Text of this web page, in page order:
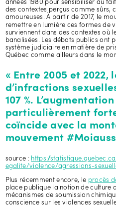
années 1980 pour sensibiliser au
des contextes perçus comme sûrs,
amoureuses. À partir de 2017, le
remettre en lumière ces formes de
surviennent dans des contextes où
banalisées. Les débats publics ont
système judiciaire en matière de
Québec comme ailleurs dans le
« Entre 2005 et 2022,
d’infractions
107 %.
particulièrement
coïncide avec la
mouvement
source : https://
egalite/violence/agressions-
Plus récemment encore, le procès
place publique la notion de culture
mécanismes de soumission
conscience sur les violences